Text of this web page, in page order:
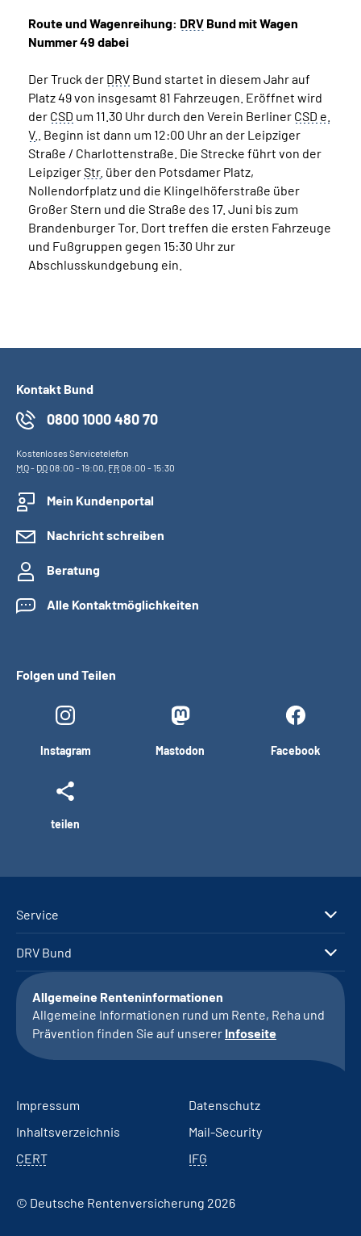
Route und Wagenreihung: DRV Bund mit Wagen
Nummer 49 dabei
Der Truck der DRV Bund startet in diesem Jahr auf
Platz 49 von insgesamt 81 Fahrzeugen. Eröffnet wird
der CSD um 11.30 Uhr durch den Verein Berliner CSD e.
V. . Beginn ist dann um 12:00 Uhr an der Leipziger
Straße / Charlottenstraße. Die Strecke führt von der
LeipzigerStr. über den Potsdamer Platz,
Nollendorfplatz und die Klingelhöferstraße über
Großer Stern und die Straße des 17. Juni bis zum
Brandenburger Tor. Dort treffen die ersten Fahrzeuge
und Fußgruppen gegen 15:30 Uhr zur
Abschlusskundgebung ein.
Kontakt Bund
0800 1000 480 70
Kostenloses Servicetelefon
MO- DO08:00 - 19:00, FR08:00 - 15:30
Mein Kundenportal
Nachricht schreiben
Beratung
Alle Kontaktmöglichkeiten
Folgen und Teilen
Instagram Mastodon Facebook
teilen
Service
DRV Bund
Allgemeine Renteninformationen
Allgemeine Informationen rund um Rente, Reha und
Prävention finden Sie auf unserer Infoseite
Impressum
Datenschutz
Inhaltsverzeichnis
Mail-Security
CERT
IFG
© Deutsche Rentenversicherung 2026